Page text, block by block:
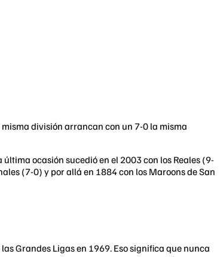
división arrancan con un 7-0 la misma
ocasión sucedió en el 2003 con los Reales (9-
(7-0) y por allá en 1884 con los Maroons de San
Grandes Ligas en 1969. Eso significa que nunca